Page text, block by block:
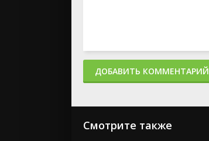
ДОБАВИТЬ КОММЕНТАРИЙ
Смотрите также